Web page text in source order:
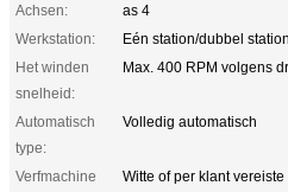
Achsen:
as 4
Werkstation:
Eén station/dubbel station
Het winden
snelheid:
Max. 400 RPM volgens
Automatisch
type:
Volledig automatisch
Verfmachine
Witte of per klant vereiste